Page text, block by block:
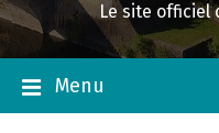
Le site officiel
Menu